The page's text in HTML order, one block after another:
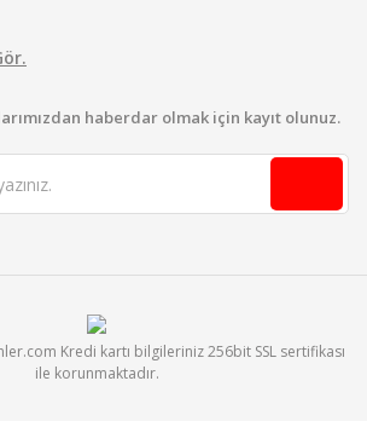
haberdar olmak için kayıt olunuz.
Kredi kartı bilgileriniz 256bit SSL sertifikası
ile korunmaktadır.